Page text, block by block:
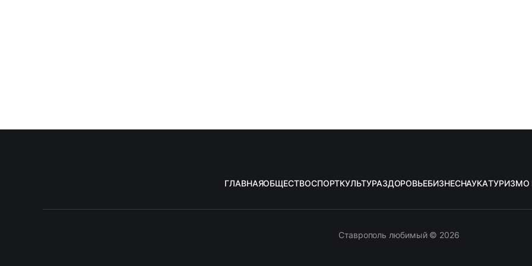
ГЛАВНАЯОБЩЕСТВОСПОРТКУЛЬТУРАЗДОРОВЬЕБИЗНЕСНАУКАТУРИЗМО
Ставрополь любимый © 2026